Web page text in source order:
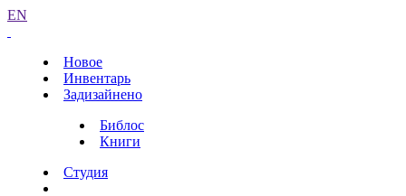
EN
Новое
Инвентарь
Задизайнено
Библос
Книги
Студия